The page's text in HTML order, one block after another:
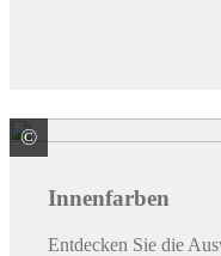
© © Hamza /
Innenfarben
Entdecken Sie die